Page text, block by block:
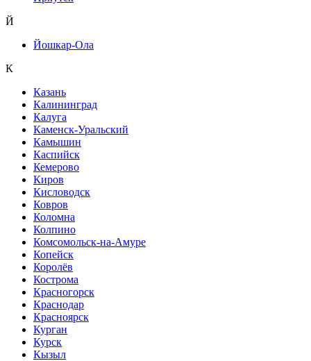
Й
Йошкар-Ола
К
Казань
Калининград
Калуга
Каменск-Уральский
Камышин
Каспийск
Кемерово
Киров
Кисловодск
Ковров
Коломна
Колпино
Комсомольск-на-Амуре
Копейск
Королёв
Кострома
Красногорск
Краснодар
Красноярск
Курган
Курск
Кызыл